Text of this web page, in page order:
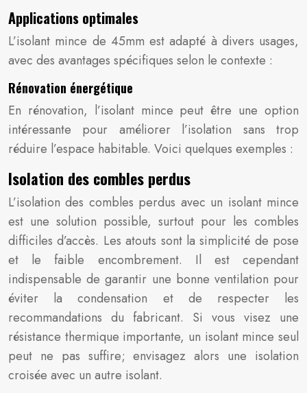
Applications optimales
L’isolant mince de 45mm est adapté à divers usages,
avec des avantages spécifiques selon le contexte :
Rénovation énergétique
En rénovation, l’isolant mince peut être une option
intéressante pour améliorer l’isolation sans trop
réduire l’espace habitable. Voici quelques exemples :
Isolation des combles perdus
L’isolation des combles perdus avec un isolant mince
est une solution possible, surtout pour les combles
difficiles d’accès. Les atouts sont la simplicité de pose
et le faible encombrement. Il est cependant
indispensable de garantir une bonne ventilation pour
éviter la condensation et de respecter les
recommandations du fabricant. Si vous visez une
résistance thermique importante, un isolant mince seul
peut ne pas suffire; envisagez alors une isolation
croisée avec un autre isolant.